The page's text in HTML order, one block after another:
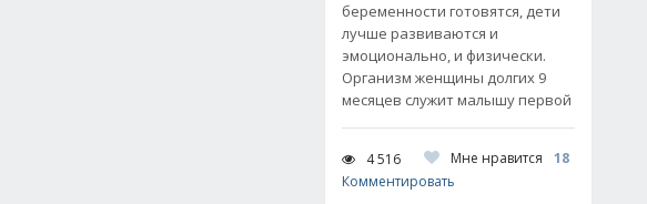
беременности готовятся, дети
лучше развиваются и
эмоционально, и физически.
Организм женщины долгих 9
месяцев служит малышу первой
4 516 Мне нравится
18
Комментировать